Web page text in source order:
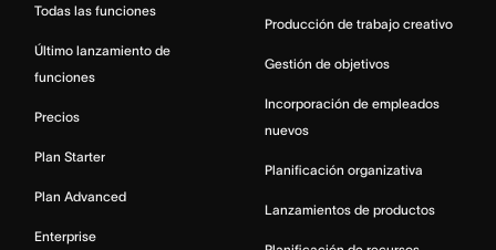
Todas las funciones
Último lanzamiento de
funciones
Precios
Plan Starter
Plan Advanced
Enterprise
Producción de trabajo creativo
Gestión de objetivos
Incorporación de empleados
nuevos
Planificación organizativa
Lanzamientos de productos